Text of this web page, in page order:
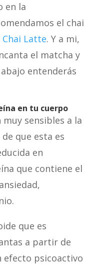
en la
el chai
Chai Latte. Y a mi,
el matcha y
entenderás
en tu cuerpo
sensibles a la
que esta es
en
que contiene el
que es
a partir de
efecto psicoactivo